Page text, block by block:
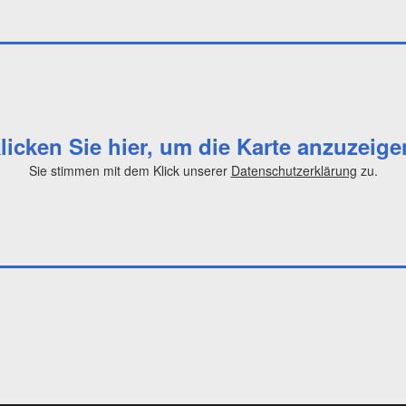
Sie hier, um die Karte
Sie stimmen mit dem Klick unserer Datenschutzerklärung zu.